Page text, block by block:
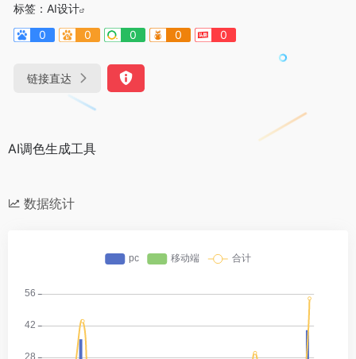
标签： AI设计
0
0 0 0 0
链接直达
AI调色生成工具
数据统计